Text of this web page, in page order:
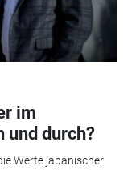
im
und durch?
Werte japanischer